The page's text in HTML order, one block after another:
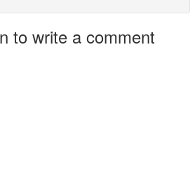
to write a comment